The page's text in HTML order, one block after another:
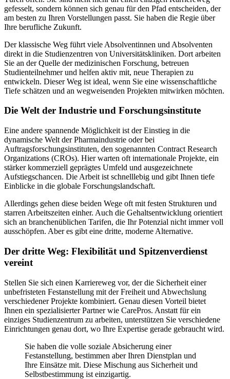
gefesselt, sondern können sich genau für den Pfad entscheiden, der
am besten zu Ihren Vorstellungen passt. Sie haben die Regie über
Ihre berufliche Zukunft.
Der klassische Weg führt viele Absolventinnen und Absolventen
direkt in die Studienzentren von Universitätskliniken. Dort arbeiten
Sie an der Quelle der medizinischen Forschung, betreuen
Studienteilnehmer und helfen aktiv mit, neue Therapien zu
entwickeln. Dieser Weg ist ideal, wenn Sie eine wissenschaftliche
Tiefe schätzen und an wegweisenden Projekten mitwirken möchten.
Die Welt der Industrie und Forschungsinstitute
Eine andere spannende Möglichkeit ist der Einstieg in die
dynamische Welt der Pharmaindustrie oder bei
Auftragsforschungsinstituten, den sogenannten Contract Research
Organizations (CROs). Hier warten oft internationale Projekte, ein
stärker kommerziell geprägtes Umfeld und ausgezeichnete
Aufstiegschancen. Die Arbeit ist schnelllebig und gibt Ihnen tiefe
Einblicke in die globale Forschungslandschaft.
Allerdings gehen diese beiden Wege oft mit festen Strukturen und
starren Arbeitszeiten einher. Auch die Gehaltsentwicklung orientiert
sich an branchenüblichen Tarifen, die Ihr Potenzial nicht immer voll
ausschöpfen. Aber es gibt eine dritte, moderne Alternative.
Der dritte Weg: Flexibilität und Spitzenverdienst
vereint
Stellen Sie sich einen Karriereweg vor, der die Sicherheit einer
unbefristeten Festanstellung mit der Freiheit und Abwechslung
verschiedener Projekte kombiniert. Genau diesen Vorteil bietet
Ihnen ein spezialisierter Partner wie CarePros. Anstatt für ein
einziges Studienzentrum zu arbeiten, unterstützen Sie verschiedene
Einrichtungen genau dort, wo Ihre Expertise gerade gebraucht wird.
Sie haben die volle soziale Absicherung einer
Festanstellung, bestimmen aber Ihren Dienstplan und
Ihre Einsätze mit. Diese Mischung aus Sicherheit und
Selbstbestimmung ist einzigartig.